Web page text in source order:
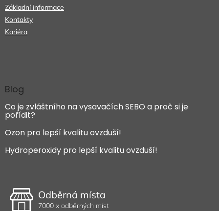
Základní informace
Kontakty
Kariéra
Blog
Co je zvláštního na vysavačích SEBO a proč si je
pořídit?
Ozon pro lepší kvalitu ovzduší!
Hydroperoxidy pro lepší kvalitu ovzduší!
Odběrná místa
7000 x odběrných míst